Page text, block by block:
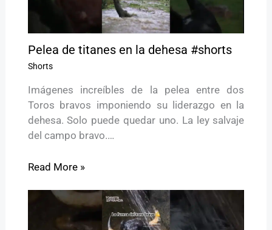
Pelea de titanes en la dehesa #shorts
Shorts
Imágenes increíbles de la pelea entre dos
Toros bravos imponiendo su liderazgo en la
dehesa. Solo puede quedar uno. La ley salvaje
del campo bravo.…
Read More »